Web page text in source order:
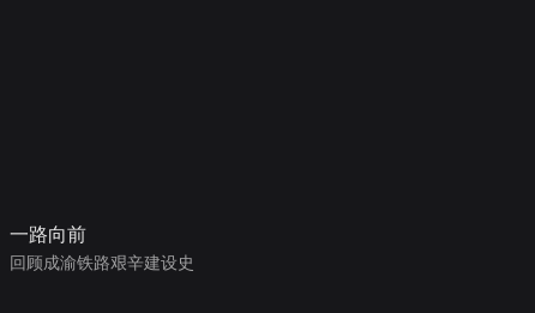
一路向前
回顾成渝铁路艰辛建设史